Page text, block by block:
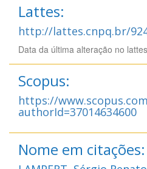
Lattes:
http://lattes.cnpq.br/
Data da última alteração no
Scopus:
https://
authorId=37014634600
Nome em citações: